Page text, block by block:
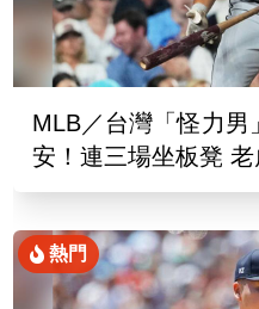
MLB／台灣「怪力男
安！連三場坐板凳
熱門